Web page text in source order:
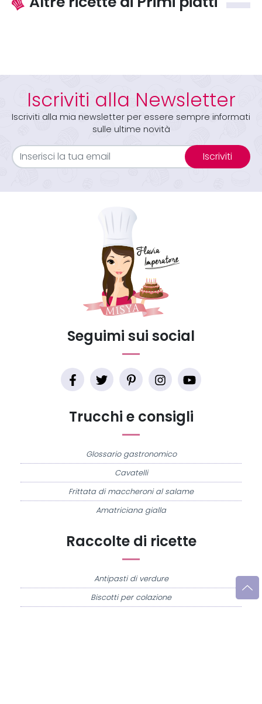
Iscriviti alla Newsletter
Iscriviti alla mia newsletter per essere sempre informati
sulle ultime novità
Iscriviti
Raccolte di ricette
Antipasti di verdure
Biscotti per colazione
Trucchi e consigli
Glossario gastronomico
Cavatelli
Frittata di maccheroni al salame
Amatriciana gialla
Seguimi sui social